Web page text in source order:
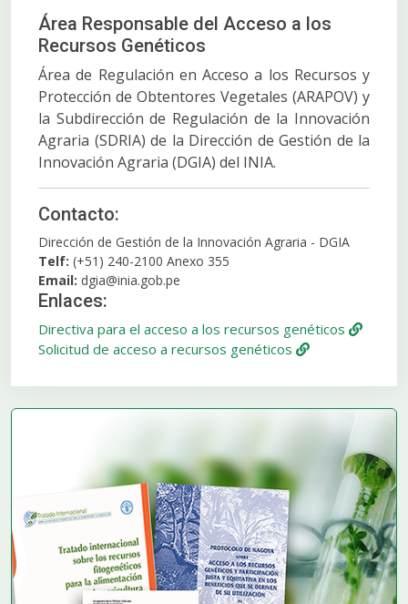
Área Responsable del Acceso a los
Recursos Genéticos
Área de Regulación en Acceso a los Recursos y
Protección de Obtentores Vegetales (ARAPOV) y
la Subdirección de Regulación de la Innovación
Agraria (SDRIA) de la Dirección de Gestión de la
Innovación Agraria (DGIA) del INIA.
Contacto:
Dirección de Gestión de la Innovación Agraria - DGIA
Telf: (+51) 240-2100 Anexo 355
Email: dgia@inia.gob.pe
Enlaces:
Directiva para el acceso a los recursos genéticos
Solicitud de acceso a recursos genéticos